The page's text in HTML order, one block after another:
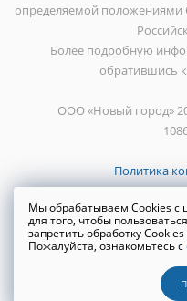
определяемой положениями
Более подробную
обратившись
ООО «Новый город»
Политика
Мы обрабатываем Cookies с
для того, чтобы
запретить обработку
Пожалуйста, ознакомьтесь с